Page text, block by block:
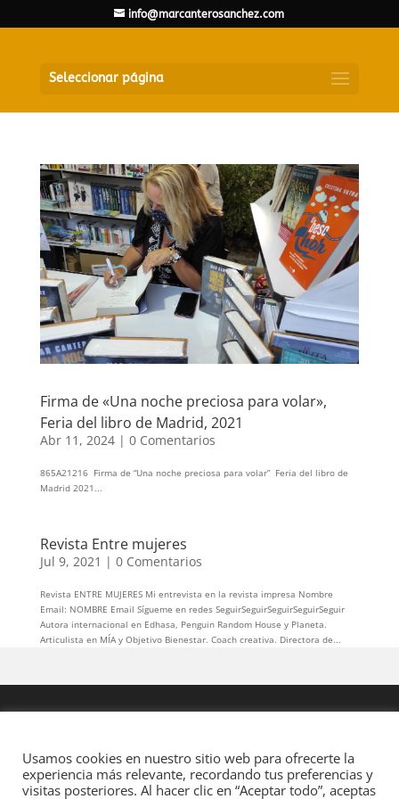
info@marcanterosanchez.com
Seleccionar página
Firma de «Una noche preciosa para volar»,
Feria del libro de Madrid, 2021
Abr 11, 2024| 0 Comentarios
865A21216 Firma de “Una noche preciosa para volar” Feria del libro de
Madrid 2021...
Revista Entre mujeres
Jul 9, 2021 | 0 Comentarios
Revista ENTRE MUJERES Mi entrevista en la revista impresa Nombre
Email: NOMBRE Email Sígueme en redes SeguirSeguirSeguirSeguirSeguir
Autora internacional en Edhasa, Penguin Random House y Planeta.
Articulista en MÍA y Objetivo Bienestar. Coach creativa. Directora de...
Usamos cookies en nuestro sitio web para ofrecerte la
experiencia más relevante, recordando tus preferencias y
visitas posteriores. Al hacer clic en “Aceptar todo”, aceptas